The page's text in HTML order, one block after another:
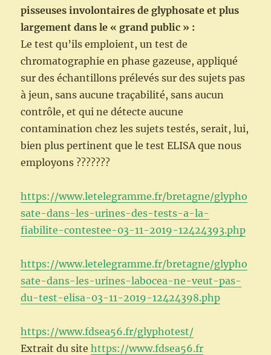
pisseuses involontaires de glyphosate et plus
largement dans le « grand public » :
Le test qu’ils emploient, un test de
chromatographie en phase gazeuse, appliqué
sur des échantillons prélevés sur des sujets pas
à jeun, sans aucune traçabilité, sans aucun
contrôle, et qui ne détecte aucune
contamination chez les sujets testés, serait, lui,
bien plus pertinent que le test ELISA que nous
employons ???????
https://www.letelegramme.fr/bretagne/glypho
sate-dans-les-urines-des-tests-a-la-
fiabilite-contestee-03-11-2019-12424393.php
https://www.letelegramme.fr/bretagne/glypho
sate-dans-les-urines-labocea-ne-veut-pas-
du-test-elisa-03-11-2019-12424398.php
https://www.fdsea56.fr/glyphotest/
Extrait du sitehttps://www.fdsea56.fr